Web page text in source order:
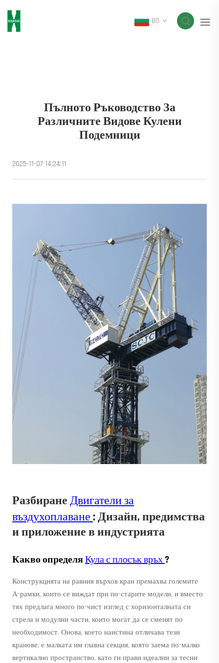
BG
Пълното Ръководство За
Различните Видове Кулени
Подемници
2025-11-07 14:24:11
Разбиране Двигатели за
въздухоплаване : Дизайн, предимства
и приложение в индустрията
Какво определяКула с плосък връх?
Конструкцията на равния върхов кран премахва големите
А-рамки, които се виждат при по-старите модели, и вместо
тях предлага много по-чист изглед с хоризонталната си
стрела и модулни части, които могат да се сменят по
необходимост. Онова, което наистина отличава тези
кранове, е малката им главна секция, която заема по-малко
вертикално пространство, като ги прави идеални за тесни